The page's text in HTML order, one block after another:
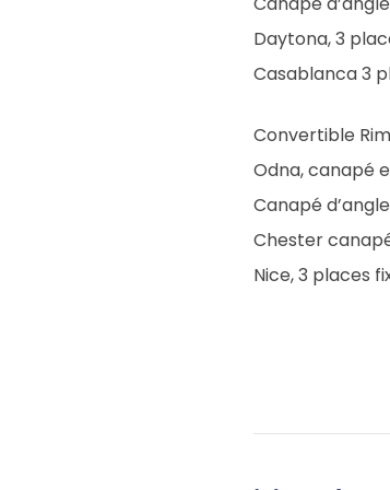
Daytona, 3
Casablanca 3
Convertible
Odna, canapé
Canapé
Chester
Nice, 3 places